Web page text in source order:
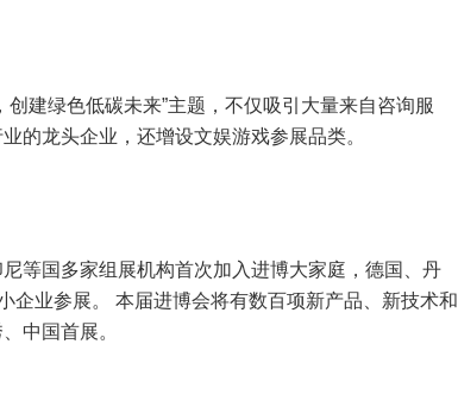
创建绿色低碳未来”主题，不仅吸引大量来自咨询服
的龙头企业，还增设文娱游戏参展品类。
等国多家组展机构首次加入进博大家庭，德国、丹
企业参展。 本届进博会将有数百项新产品、新技术和
中国首展。